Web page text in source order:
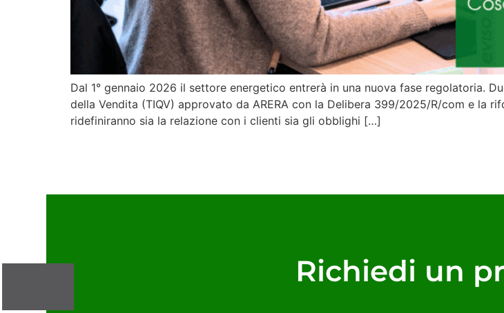
Dal 1° gennaio 2026 il settore energetico entrerà in una nuova fase regolatoria.
della Vendita (TIQV) approvato da ARERA con la Delibera 399/2025/R/com e la
ridefiniranno sia la relazione con i clienti sia gli obblighi […]
Richiedi un